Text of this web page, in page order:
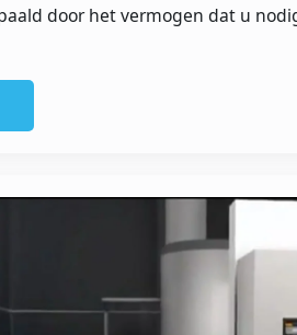
door het vermogen dat u